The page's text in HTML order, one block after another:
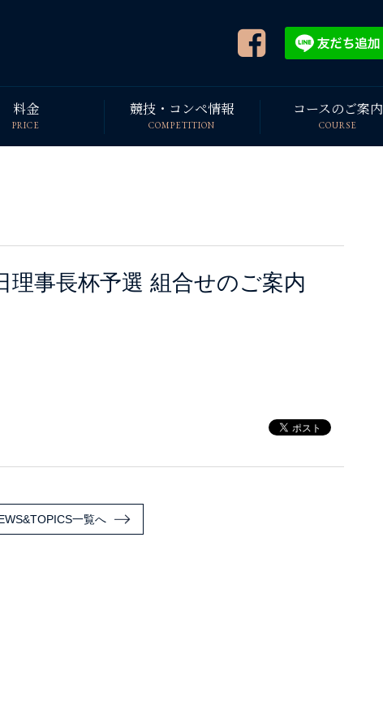
料金
PRICE
競技・コンペ情報
COMPETITION
コースのご案内
COURSE
理事長杯予選 組合せのご案内
一覧へ